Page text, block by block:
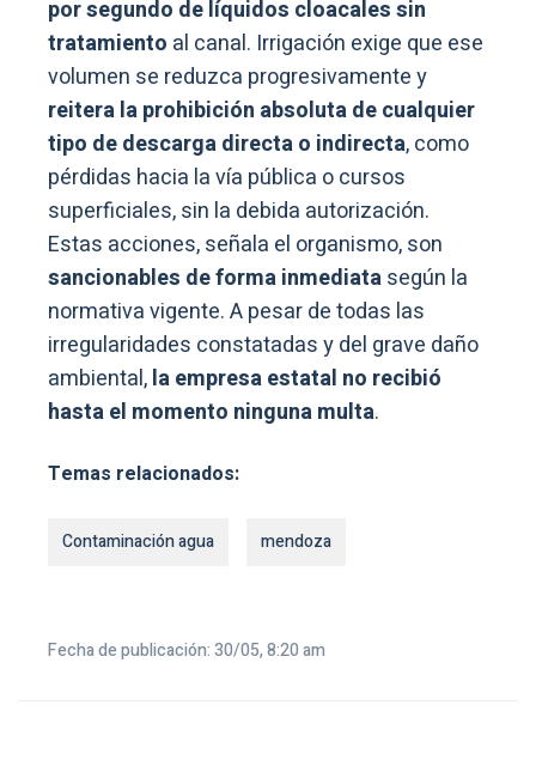
por segundo de líquidos cloacales sin
tratamiento al canal. Irrigación exige que ese
volumen se reduzca progresivamente y
reitera la prohibición absoluta de cualquier
tipo de descarga directa o indirecta, como
pérdidas hacia la vía pública o cursos
superficiales, sin la debida autorización.
Estas acciones, señala el organismo, son
sancionables de forma inmediatasegún la
normativa vigente. A pesar de todas las
irregularidades constatadas y del grave daño
ambiental,la empresa estatal no recibió
hasta el momento ninguna multa.
Temas relacionados:
Contaminación agua mendoza
Fecha de publicación: 30/05, 8:20 am